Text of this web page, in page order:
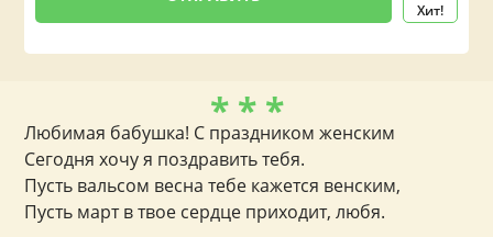
Хит!
* * *
Любимая бабушка! С праздником женским
Сегодня хочу я поздравить тебя.
Пусть вальсом весна тебе кажется венским,
Пусть март в твое сердце приходит, любя.